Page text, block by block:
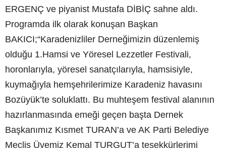
ERGENÇ ve piyanist Mustafa DİBİÇ sahne aldı.
Programda ilk olarak konuşan Başkan
BAKICI;“Karadenizliler Derneğimizin düzenlemiş
olduğu 1.Hamsi ve Yöresel Lezzetler Festivali,
horonlarıyla, yöresel sanatçılarıyla, hamsisiyle,
kuymağıyla hemşehrilerimize Karadeniz havasını
Bozüyük’te soluklattı. Bu muhteşem festival alanının
hazırlanmasında emeği geçen başta Dernek
Başkanımız Kısmet TURAN’a ve AK Parti Belediye
Meclis Üyemiz Kemal TURGUT’a teşekkürlerimi